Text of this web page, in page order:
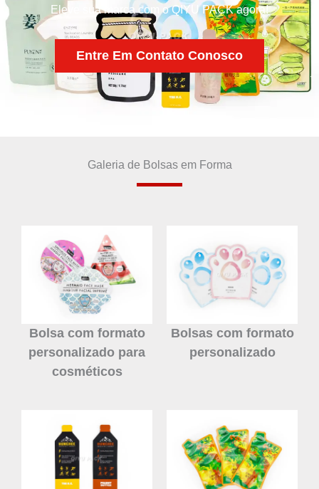
Eleve sua marca com o QIYU PACK agora!
Entre Em Contato Conosco
Galeria de Bolsas em Forma
Bolsa com formato
personalizado para
cosméticos
Bolsas com formato
personalizado